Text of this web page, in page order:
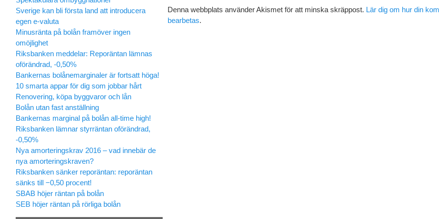
Denna webbplats använder Akismet för att minska skräppost. Lär dig om hur din
bearbetas.
Sverige kan bli första land att introducera
egen e-valuta
Minusränta på bolån framöver ingen
omöjlighet
Riksbanken meddelar: Reporäntan lämnas
oförändrad, -0,50%
Bankernas bolånemarginaler är fortsatt höga!
10 smarta appar för dig som jobbar hårt
Renovering, köpa byggvaror och lån
Bolån utan fast anställning
Bankernas marginal på bolån all-time high!
Riksbanken lämnar styrräntan oförändrad,
-0,50%
Nya amorteringskrav 2016 – vad innebär de
nya amorteringskraven?
Riksbanken sänker reporäntan: reporäntan
sänks till −0,50 procent!
SBAB höjer räntan på bolån
SEB höjer räntan på rörliga bolån